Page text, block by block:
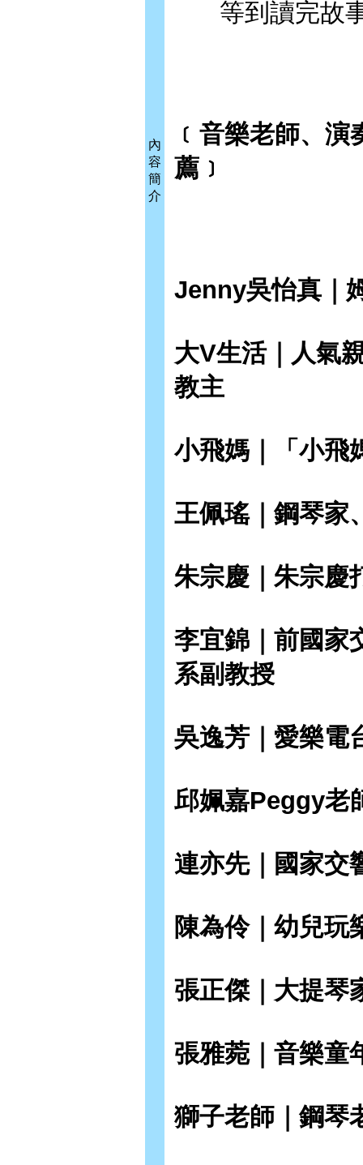
內
容
簡
介
等到讀完故
﹝音樂老師、
薦﹞
Jenny吳怡真｜
大V生活｜人氣
教主
小飛媽｜「小飛
王佩瑤｜鋼琴家
朱宗慶｜朱宗慶
李宜錦｜前國家
系副教授
吳逸芳｜愛樂電
邱姵嘉Peggy老
連亦先｜國家交
陳為伶｜幼兒玩
張正傑｜大提琴
張雅菀｜音樂童
獅子老師｜鋼琴